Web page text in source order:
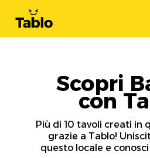
Scopri
con
Più di 10 tavoli creati in
grazie a Tablo!
questo locale e